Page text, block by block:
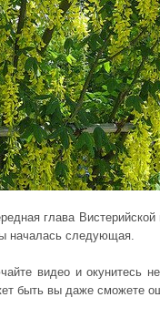
глава
началась следующая.
видео и окунитесь
быть вы даже сможете